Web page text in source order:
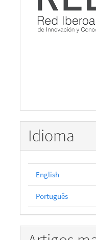
Idioma
English
Português